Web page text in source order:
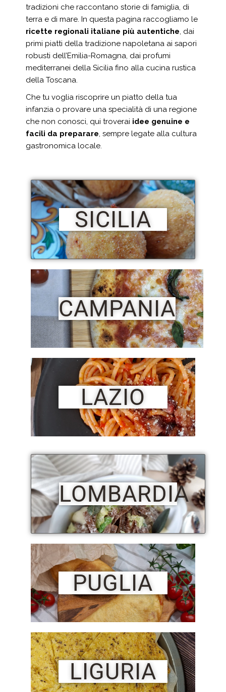
tradizioni che raccontano storie di famiglia, di
terra e di mare. In questa pagina raccogliamo le
ricette regionali italiane più autentiche, dai
primi piatti della tradizione napoletana ai sapori
robusti dell’Emilia-Romagna, dai profumi
mediterranei della Sicilia fino alla cucina rustica
della Toscana.
Che tu voglia riscoprire un piatto della tua
infanzia o provare una specialità di una regione
che non conosci, qui troverai idee genuine e
facili da preparare, sempre legate alla cultura
gastronomica locale.
SICILIA
CAMPANIA
LAZIO
LOMBARDIA
PUGLIA
LIGURIA